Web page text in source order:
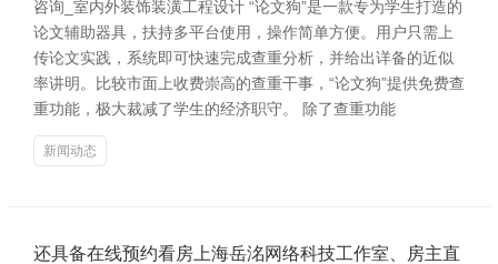
咨询_室内外装饰装潢工程设计 “论文狗”是一款专为学生打造的
论文辅助器具，扶持多平台使用，操作简单方便。用户只需上
传论文实践，系统即可快速完成查重分析，并给出详备的近似
率讲明。比较市面上收费崇高的查重干事，“论文狗”提供免费查
重功能，极大裁减了学生的经济职守。 除了查重功能
新闻动态
还具备在线预约看房上海岳洺网络科技工作室、房主直